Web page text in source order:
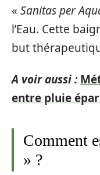
« Sanitas per
l’Eau. Cette
but
A voir aussi :
entre pluie
Comment
» ?